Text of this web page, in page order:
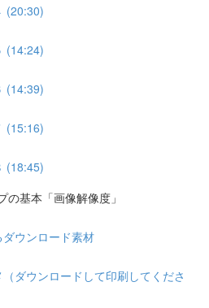
(20:30)
(14:24)
(14:39)
(15:16)
(18:45)
基本「画像解像度」
ウンロード素材
ダウンロードして印刷してくださ